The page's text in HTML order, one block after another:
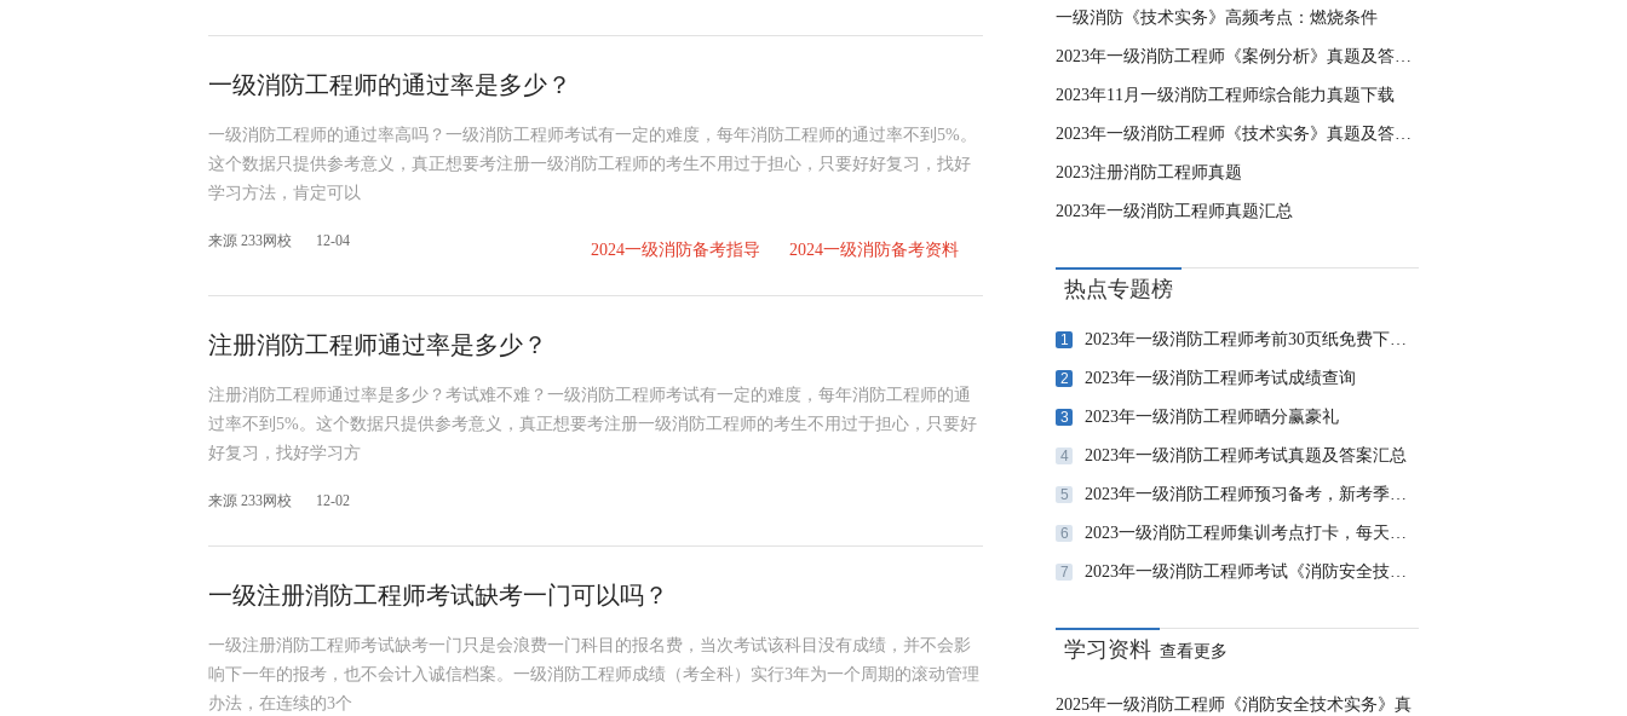
一级消防工程师的通过率是多少？
一级消防工程师的通过率高吗？一级消防工程师考试有一定的难度，每年消防工程师的通过率不到5%。
这个数据只提供参考意义，真正想要考注册一级消防工程师的考生不用过于担心，只要好好复习，找好
学习方法，肯定可以
来源 233网校 12-04 2024一级消防备考指导 2024一级消防备考资料
注册消防工程师通过率是多少？
注册消防工程师通过率是多少？考试难不难？一级消防工程师考试有一定的难度，每年消防工程师的通
过率不到5%。这个数据只提供参考意义，真正想要考注册一级消防工程师的考生不用过于担心，只要好
好复习，找好学习方
来源 233网校 12-02
一级注册消防工程师考试缺考一门可以吗？
一级注册消防工程师考试缺考一门只是会浪费一门科目的报名费，当次考试该科目没有成绩，并不会影
响下一年的报考，也不会计入诚信档案。一级消防工程师成绩（考全科）实行3年为一个周期的滚动管理
办法，在连续的3个
一级消防《技术实务》高频考点：燃烧条件
2023年一级消防工程师《案例分析》真题及答案（一）
2023年11月一级消防工程师综合能力真题下载
2023年一级消防工程师《技术实务》真题及答案（21-30题）
2023注册消防工程师真题
2023年一级消防工程师真题汇总
热点专题榜
1 2023年一级消防工程师考前30页纸免费下载，攻破重难点！
2 2023年一级消防工程师考试成绩查询
3 2023年一级消防工程师晒分赢豪礼
4 2023年一级消防工程师考试真题及答案汇总
5 2023年一级消防工程师预习备考，新考季，“赢”战2023！
6 2023一级消防工程师集训考点打卡，每天进步一点点！
7 2023年一级消防工程师考试《消防安全技术实务》自测卷
学习资料 查看更多
2025年一级消防工程师《消防安全技术实务》真